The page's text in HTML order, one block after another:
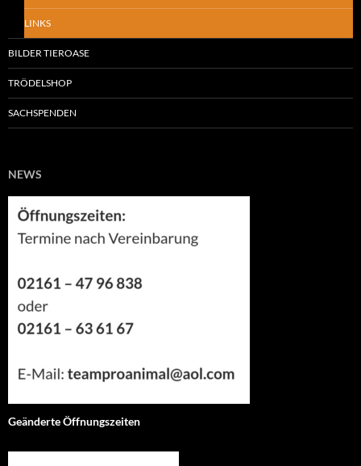
LINKS
BILDER TIEROASE
TRÖDELSHOP
SACHSPENDEN
NEWS
Geänderte Öffnungszeiten